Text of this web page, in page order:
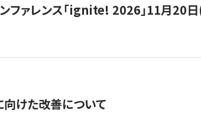
ファレンス「ignite! 2026」11月20
けた改善について